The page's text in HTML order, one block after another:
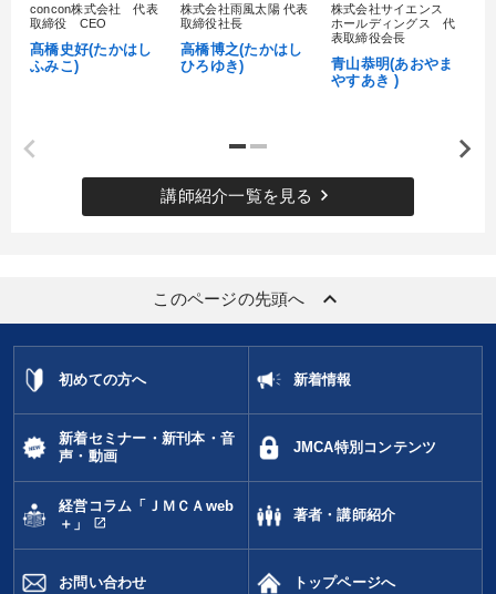
concon株式会社 代表
取締役 CEO
髙橋史好(たかはし
ふみこ)
株式会社雨風太陽 代表
取締役社長
高橋博之(たかはし
ひろゆき)
株式会社サイエンス
ホールディングス 代
表取締役会長
青山恭明(あおやま
やすあき )
講師紹介一覧を見る keyboard_arrow_right
このページの先頭へ keyboard_arrow_up
初めての方へ 新着情報
新着セミナー・新刊本・音
声・動画
JMCA特別コンテンツ
経営コラム「ＪＭＣＡweb
＋」
open_in_new
著者・講師紹介
お問い合わせ トップページへ